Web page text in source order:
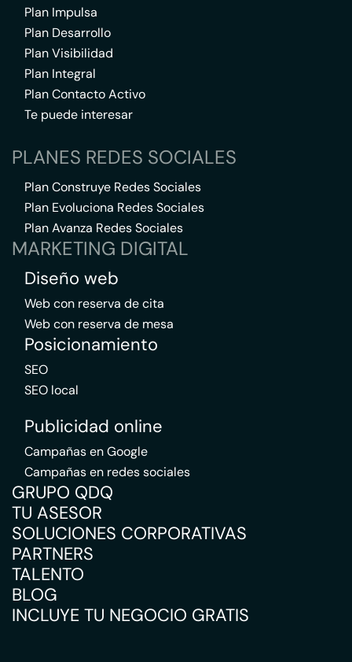
Plan Impulsa
Plan Desarrollo
Plan Visibilidad
Plan Integral
Plan Contacto Activo
Te puede interesar
PLANES REDES SOCIALES
Plan Construye Redes Sociales
Plan Evoluciona Redes Sociales
Plan Avanza Redes Sociales
MARKETING DIGITAL
Diseño web
Web con reserva de cita
Web con reserva de mesa
Posicionamiento
SEO
SEO local
Publicidad online
Campañas en Google
Campañas en redes sociales
GRUPO QDQ
TU ASESOR
SOLUCIONES CORPORATIVAS
PARTNERS
TALENTO
BLOG
INCLUYE TU NEGOCIO GRATIS